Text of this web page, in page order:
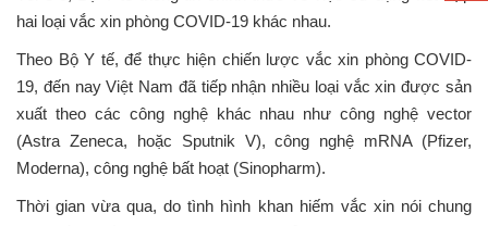
hai loại vắc xin phòng COVID-19 khác nhau.
Theo Bộ Y tế, để thực hiện chiến lược vắc xin phòng COVID-
19, đến nay Việt Nam đã tiếp nhận nhiều loại vắc xin được sản
xuất theo các công nghệ khác nhau như công nghệ vector
(Astra Zeneca, hoặc Sputnik V), công nghệ mRNA (Pfizer,
Moderna), công nghệ bất hoạt (Sinopharm).
Thời gian vừa qua, do tình hình khan hiếm vắc xin nói chung